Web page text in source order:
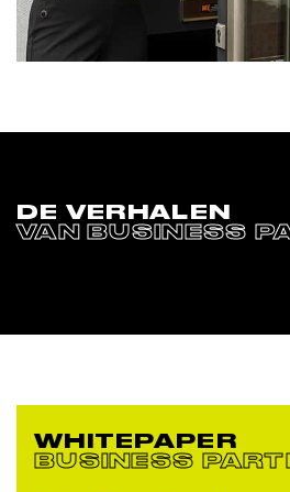
DE VERHALEN
VAN BUSINESS
WHITEPAPER
BUSINESS